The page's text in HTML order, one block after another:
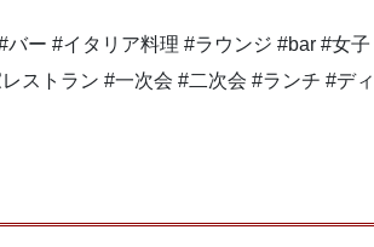
ー #イタリア料理 #ラウンジ #bar #女子
ストラン #一次会 #二次会 #ランチ #ディ